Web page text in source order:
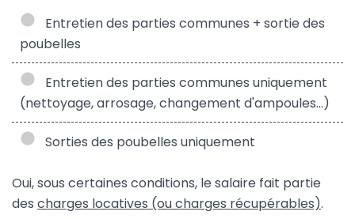
Entretien des parties communes + sortie des
poubelles
Entretien des parties communes uniquement
(nettoyage, arrosage, changement d'ampoules...)
Sorties des poubelles uniquement
Oui, sous certaines conditions, le salaire fait partie
des charges locatives (ou charges récupérables).